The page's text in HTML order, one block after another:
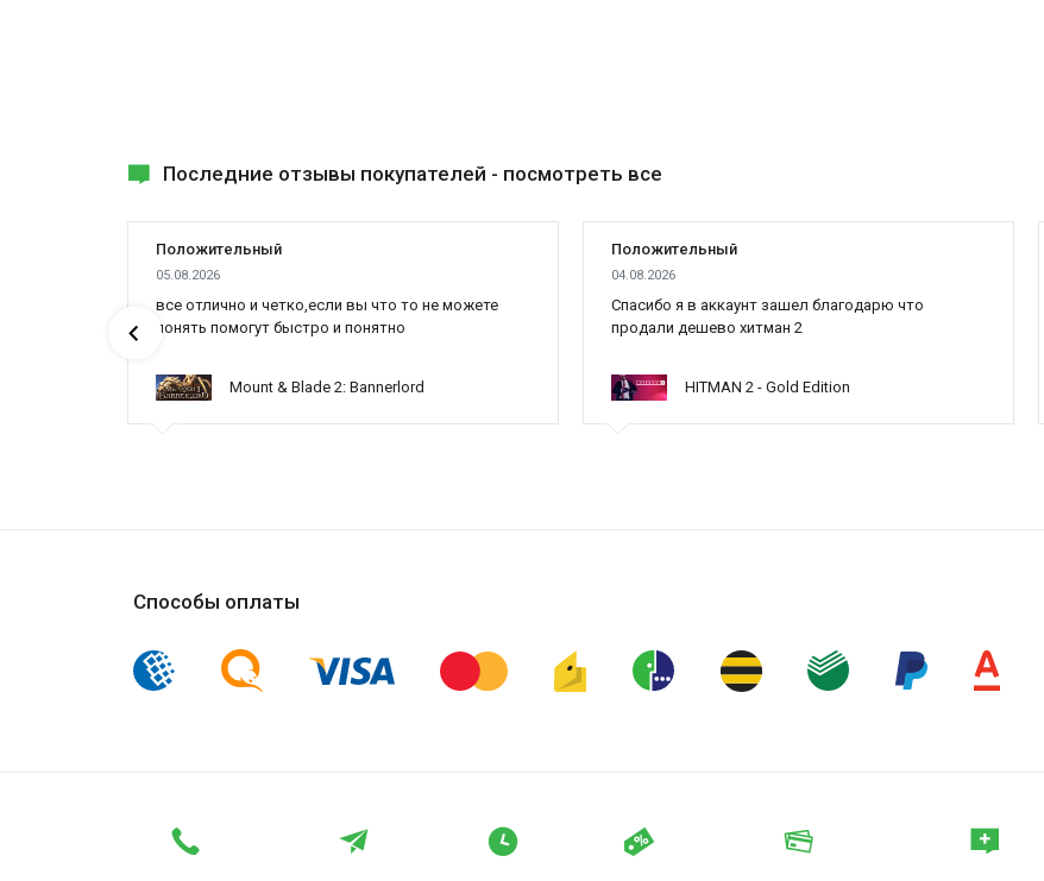
Последние отзывы покупателей - посмотреть все
Положительный
05.08.2026
все отлично и четко,если вы что то не можете
понять помогут быстро и понятно
Mount & Blade 2: Bannerlord
Положительный
04.08.2026
Cпасибо я в аккаунт зашел благодарю что
продали дешево хитман 2
HITMAN 2 - Gold Edition
Способы оплаты